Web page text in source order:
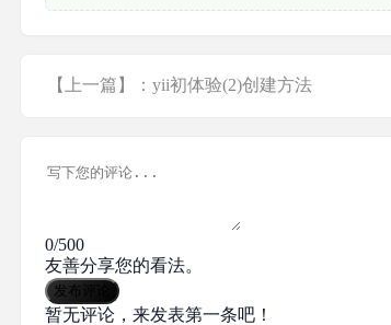
【上一篇】：yii初体验(2)创建方法
0/500
友善分享您的看法。
发布评论
暂无评论，来发表第一条吧！